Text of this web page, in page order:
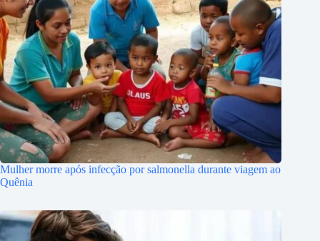
Mulher morre após infecção por salmonella durante viagem ao
Quênia